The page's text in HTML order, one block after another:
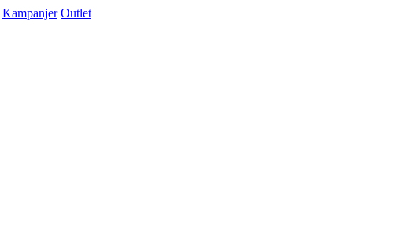
Kampanjer Outlet